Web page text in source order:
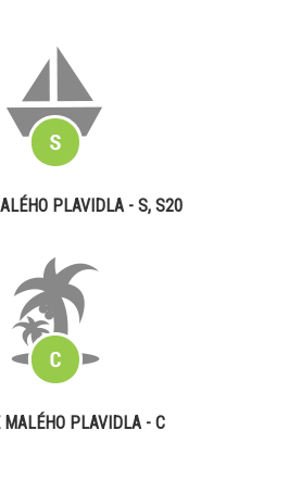
PLAVIDLA - S, S20
MALÉHO PLAVIDLA - C